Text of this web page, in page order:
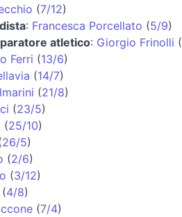
(7/12)
: Francesca Porcellato (5/9)
atletico: Giorgio Frinolli (
Ferri (13/6)
(14/7)
(21/8)
(23/5)
(25/10)
26/5)
(2/6)
(3/12)
(4/8)
(7/4)